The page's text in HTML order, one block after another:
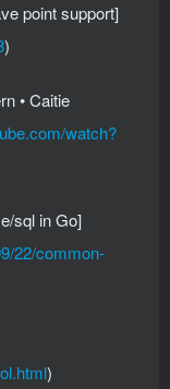
point support]
)
• Caitie
watch?
sql in Go]
22/common-
)